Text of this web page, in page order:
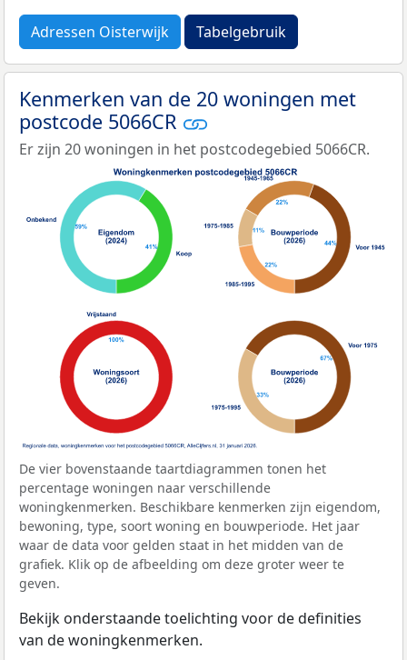
Adressen Oisterwijk Tabelgebruik
Kenmerken van de 20 woningen met
postcode 5066CR
Er zijn 20 woningen in het postcodegebied 5066CR.
De vier bovenstaande taartdiagrammen tonen het
percentage woningen naar verschillende
woningkenmerken. Beschikbare kenmerken zijn eigendom,
bewoning, type, soort woning en bouwperiode. Het jaar
waar de data voor gelden staat in het midden van de
grafiek. Klik op de afbeelding om deze groter weer te
geven.
Bekijk onderstaande toelichting voor de definities
van de woningkenmerken.